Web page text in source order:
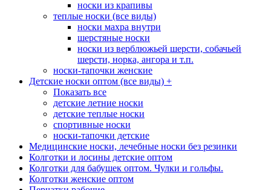
носки из крапивы
теплые носки (все виды)
носки махра внутри
шерстяные носки
носки из верблюжьей шерсти, собачьей
шерсти, норка, ангора и т.п.
носки-тапочки женские
Детские носки оптом (все виды) +
Показать все
детские летние носки
детские теплые носки
спортивные носки
носки-тапочки детские
Медицинские носки, лечебные носки без резинки
Колготки и лосины детские оптом
Колготки для бабушек оптом. Чулки и гольфы.
Колготки женские оптом